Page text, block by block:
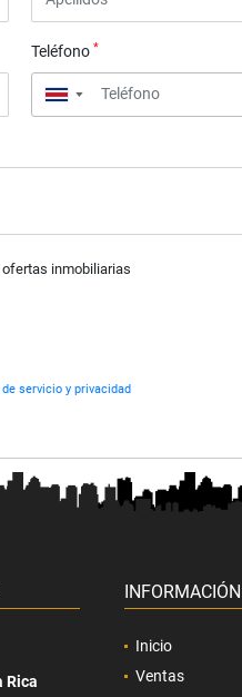
Teléfono *
▼
inmobiliarias
servicio y privacidad
Rica
INFORMACIÓN
Inicio
Ventas